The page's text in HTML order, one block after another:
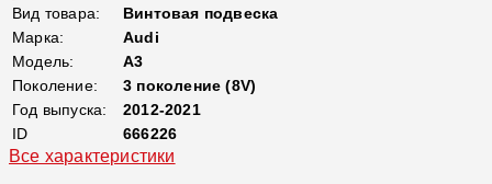
Вид товара:
Винтовая подвеска
Марка:
Audi
Модель:
A3
Поколение:
3 поколение (8V)
Год выпуска:
2012-2021
ID
666226
Все характеристики